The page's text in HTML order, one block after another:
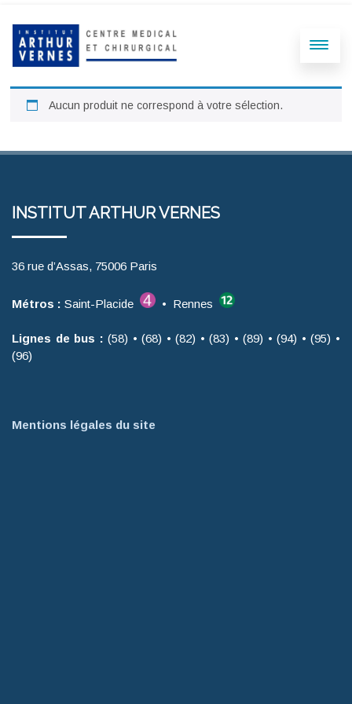
Aucun produit ne correspond à votre sélection.
INSTITUT ARTHUR VERNES
36 rue d’Assas, 75006 Paris
Métros : Saint-Placide • Rennes
Lignes de bus : (58) • (68) • (82) • (83) • (89) • (94) • (95) •
(96)
Mentions légales du site